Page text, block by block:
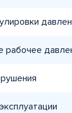
рабочее